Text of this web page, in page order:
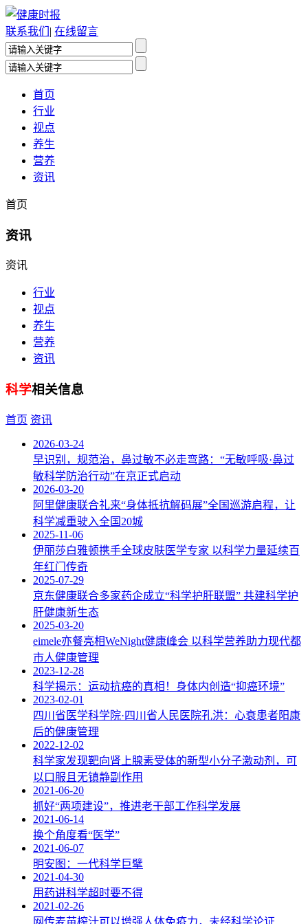
联系我们 | 在线留言
首页
行业
视点
养生
营养
资讯
首页
资讯
资讯
行业
视点
养生
营养
资讯
科学相关信息
首页 资讯
2026-03-24
早识别，规范治，鼻过敏不必走弯路：“无敏呼吸·鼻过
敏科学防治行动”在京正式启动
2026-03-20
阿里健康联合礼来“身体抵抗解码展”全国巡游启程，让
科学减重驶入全国20城
2025-11-06
伊丽莎白雅顿携手全球皮肤医学专家 以科学力量延续百
年红门传奇
2025-07-29
京东健康联合多家药企成立“科学护肝联盟” 共建科学护
肝健康新生态
2025-03-20
eimele亦餐亮相WeNight健康峰会 以科学营养助力现代都
市人健康管理
2023-12-28
科学揭示：运动抗癌的真相！身体内创造“抑癌环境”
2023-02-01
四川省医学科学院·四川省人民医院孔洪：心衰患者阳康
后的健康管理
2022-12-02
科学家发现靶向肾上腺素受体的新型小分子激动剂，可
以口服且无镇静副作用
2021-06-20
抓好“两项建设”，推进老干部工作科学发展
2021-06-14
换个角度看“医学”
2021-06-07
明安图：一代科学巨擘
2021-04-30
用药讲科学超时要不得
2021-02-26
网传麦苗榨汁可以增强人体免疫力，未经科学论证